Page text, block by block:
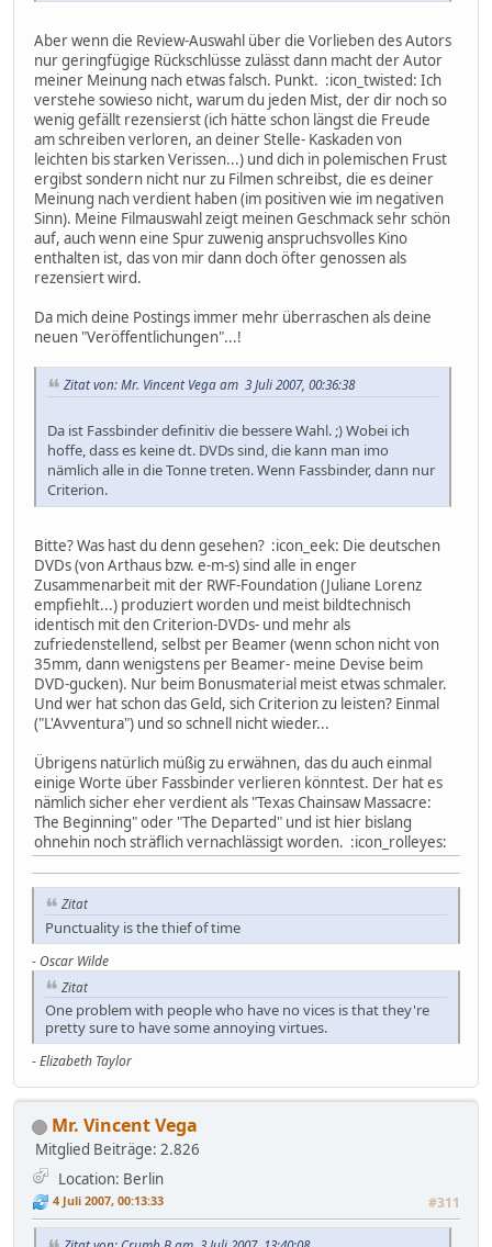
Aber wenn die Review-Auswahl über die Vorlieben des Autors
nur geringfügige Rückschlüsse zulässt dann macht der Autor
meiner Meinung nach etwas falsch. Punkt. :icon_twisted: Ich
verstehe sowieso nicht, warum du jeden Mist, der dir noch so
wenig gefällt rezensierst (ich hätte schon längst die Freude
am schreiben verloren, an deiner Stelle- Kaskaden von
leichten bis starken Verissen...) und dich in polemischen Frust
ergibst sondern nicht nur zu Filmen schreibst, die es deiner
Meinung nach verdient haben (im positiven wie im negativen
Sinn). Meine Filmauswahl zeigt meinen Geschmack sehr schön
auf, auch wenn eine Spur zuwenig anspruchsvolles Kino
enthalten ist, das von mir dann doch öfter genossen als
rezensiert wird.
Da mich deine Postings immer mehr überraschen als deine
neuen "Veröffentlichungen"...!
Zitat von: Mr. Vincent Vega am 3 Juli 2007, 00:36:38
Da ist Fassbinder definitiv die bessere Wahl. ;) Wobei ich
hoffe, dass es keine dt. DVDs sind, die kann man imo
nämlich alle in die Tonne treten. Wenn Fassbinder, dann nur
Criterion.
Bitte? Was hast du denn gesehen? :icon_eek: Die deutschen
DVDs (von Arthaus bzw. e-m-s) sind alle in enger
Zusammenarbeit mit der RWF-Foundation (Juliane Lorenz
empfiehlt...) produziert worden und meist bildtechnisch
identisch mit den Criterion-DVDs- und mehr als
zufriedenstellend, selbst per Beamer (wenn schon nicht von
35mm, dann wenigstens per Beamer- meine Devise beim
DVD-gucken). Nur beim Bonusmaterial meist etwas schmaler.
Und wer hat schon das Geld, sich Criterion zu leisten? Einmal
("L'Avventura") und so schnell nicht wieder...
Übrigens natürlich müßig zu erwähnen, das du auch einmal
einige Worte über Fassbinder verlieren könntest. Der hat es
nämlich sicher eher verdient als "Texas Chainsaw Massacre:
The Beginning" oder "The Departed" und ist hier bislang
ohnehin noch sträflich vernachlässigt worden. :icon_rolleyes:
Zitat
Punctuality is the thief of time
- Oscar Wilde
Zitat
One problem with people who have no vices is that they're
pretty sure to have some annoying virtues.
-Elizabeth Taylor
Mr. Vincent Vega
Mitglied Beiträge: 2.826
Location: Berlin
4 Juli 2007, 00:13:33 #311